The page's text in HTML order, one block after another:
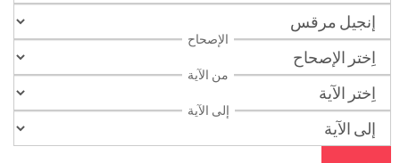
الإصحاح
من الآية
إلى الآية